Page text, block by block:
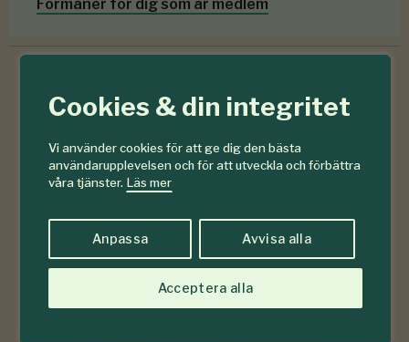
Cookies & din integritet
Vi använder cookies för att ge dig den bästa
användarupplevelsen och för att utveckla och förbättra
våra tjänster. Läs mer
Anpassa Avvisa alla
Acceptera alla
Förmåner för dig som är medlem
6-7
2026